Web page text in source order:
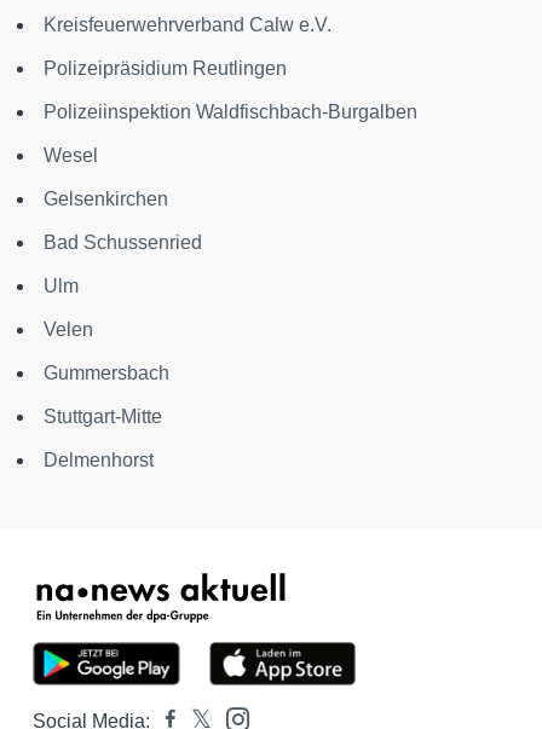
Kreisfeuerwehrverband Calw e.V.
Polizeipräsidium Reutlingen
Polizeiinspektion Waldfischbach-Burgalben
Wesel
Gelsenkirchen
Bad Schussenried
Ulm
Velen
Gummersbach
Stuttgart-Mitte
Delmenhorst
Social Media: